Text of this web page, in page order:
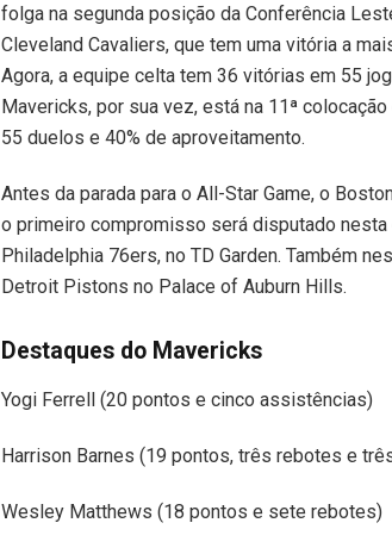
folga na segunda posição da Conferência
Cleveland Cavaliers, que tem uma vitória a
Agora, a equipe celta tem 36 vitórias em 55
Mavericks, por sua vez, está na 11ª
55 duelos e 40% de aproveitamento.
Antes da parada para o All-Star Game, o
o primeiro compromisso será disputado nesta
Philadelphia 76ers, no TD Garden. Também
Detroit Pistons no Palace of Auburn Hills.
Destaques do Mavericks
Yogi Ferrell (20 pontos e cinco assistências)
Harrison Barnes (19 pontos, três rebotes e
Wesley Matthews (18 pontos e sete rebotes)